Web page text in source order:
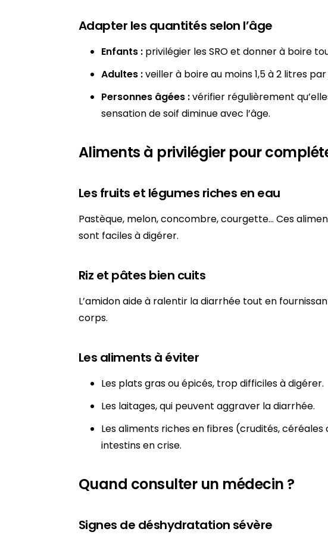
Adapter les quantités selon l’âge
Enfants : privilégier les SRO et donner à boire
Adultes :veiller à boire au moins 1,5 à 2 litres par
Personnes âgées :vérifier régulièrement
sensation de soif diminue avec l’âge.
Aliments à privilégier pour
Les fruits et légumes riches en eau
Pastèque, melon, concombre, courgette… Ces
sont faciles à digérer.
Riz et pâtes bien cuits
L’amidon aide à ralentir la diarrhée tout en
corps.
Les aliments à éviter
Les plats gras ou épicés, trop difficiles à digérer.
Les laitages, qui peuvent aggraver la diarrhée.
Les aliments riches en fibres (crudités,
intestins en crise.
Quand consulter un médecin ?
Signes de déshydratation sévère